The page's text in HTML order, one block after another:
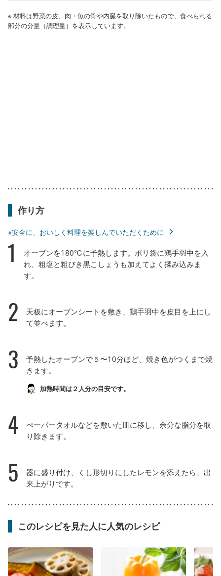
※ 材料は野菜の皮、肉・魚の骨や内臓を取り除いたもので、食べられる
部分の分量（調理量）を表示しています。
作り方
※安全に、おいしく料理を楽しんでいただくために
1
オーブンを180℃に予熱します。ポリ袋に鶏手羽中を入
れ、粗塩と粗びき黒こしょうも加えてよく揉み込みま
す。
2
天板にオーブンシートを敷き、鶏手羽中を皮目を上にし
て並べます。
3
予熱したオーブンで５〜10分ほど、焼き色がつくまで焼
きます。
加熱時間は２人分の目安です。
4
ぺーパータオルなどを敷いた皿に移し、余分な脂分を取
り除きます。
5
器に盛り付け、くし形切りにしたレモンを添えたら、出
来上がりです。
このレシピを見た人に人気のレシピ